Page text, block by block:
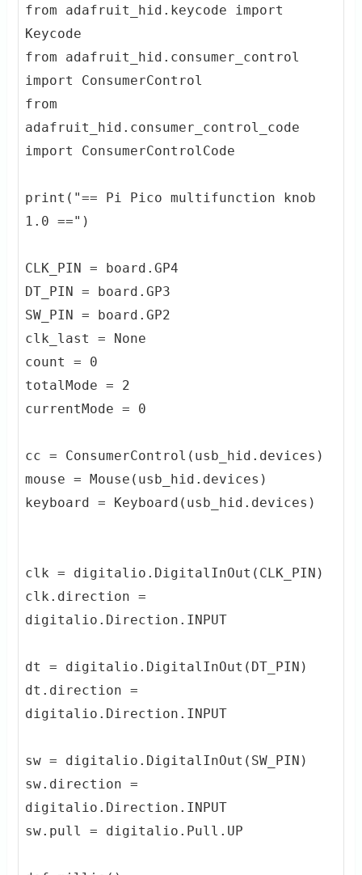
from adafruit_hid.keycode import
Keycode
from adafruit_hid.consumer_control
import ConsumerControl
from
adafruit_hid.consumer_control_code
import ConsumerControlCode
print("== Pi Pico multifunction knob
1.0 ==")
CLK_PIN = board.GP4
DT_PIN = board.GP3
SW_PIN = board.GP2
clk_last = None
count = 0
totalMode = 2
currentMode = 0
cc = ConsumerControl(usb_hid.devices)
mouse = Mouse(usb_hid.devices)
keyboard = Keyboard(usb_hid.devices)
clk = digitalio.DigitalInOut(CLK_PIN)
clk.direction =
digitalio.Direction.INPUT
dt = digitalio.DigitalInOut(DT_PIN)
dt.direction =
digitalio.Direction.INPUT
sw = digitalio.DigitalInOut(SW_PIN)
sw.direction =
digitalio.Direction.INPUT
sw.pull = digitalio.Pull.UP